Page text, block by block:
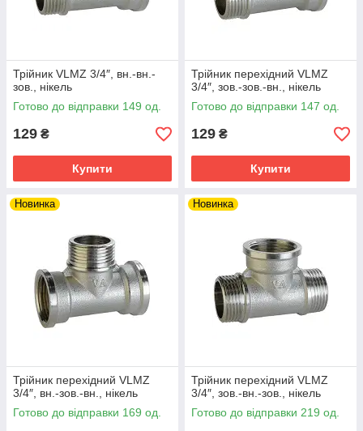
Трійник VLMZ 3/4″, вн.-вн.-
зов., нікель
Готово до відправки 149 од.
129 ₴
Купити
Трійник перехідний VLMZ
3/4″, зов.-зов.-вн., нікель
Готово до відправки 147 од.
129 ₴
Купити
Новинка
Трійник перехідний VLMZ
3/4″, вн.-зов.-вн., нікель
Готово до відправки 169 од.
Новинка
Трійник перехідний VLMZ
3/4″, зов.-вн.-зов., нікель
Готово до відправки 219 од.